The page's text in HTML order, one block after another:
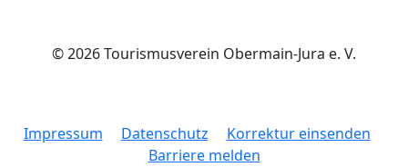
© 2026 Tourismusverein Obermain-Jura e. V.
Impressum Datenschutz
Korrektur einsenden
Barriere melden